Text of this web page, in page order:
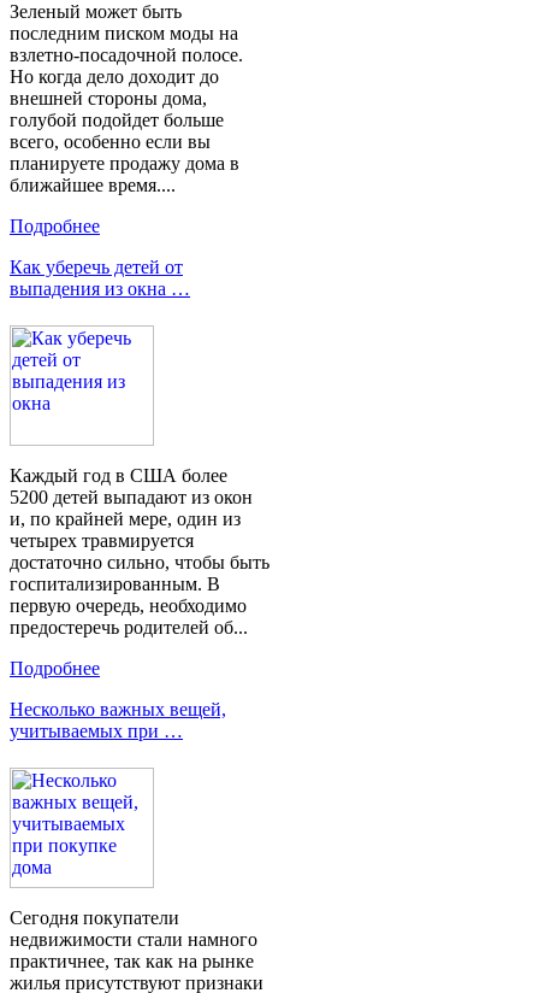
Зеленый может быть
последним писком моды на
взлетно-посадочной полосе.
Но когда дело доходит до
внешней стороны дома,
голубой подойдет больше
всего, особенно если вы
планируете продажу дома в
ближайшее время....
Подробнее
Как уберечь детей от
выпадения из окна …
Каждый год в США более
5200 детей выпадают из окон
и, по крайней мере, один из
четырех травмируется
достаточно сильно, чтобы быть
госпитализированным. В
первую очередь, необходимо
предостеречь родителей об...
Подробнее
Несколько важных вещей,
учитываемых при …
Сегодня покупатели
недвижимости стали намного
практичнее, так как на рынке
жилья присутствуют признаки